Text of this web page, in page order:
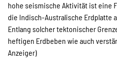
hohe seismische Aktivität ist eine
die Indisch-Australische Erdplatte
Entlang solcher tektonischer
heftigen Erdbeben wie auch
Anzeiger)